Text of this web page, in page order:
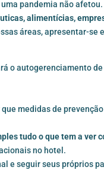
pandemia não afetou.
alimentícias,
áreas, apresentar-se
o autogerenciamento
medidas de
tudo o que tem a ver
no hotel.
e seguir seus próprios